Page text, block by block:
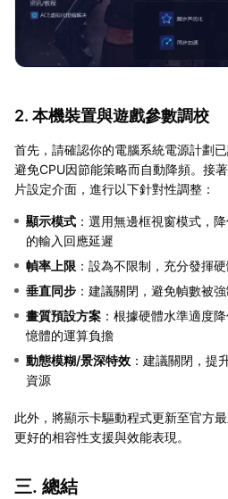
2. 本機裝置與遊戲參數調校
首先，請確認你的電腦系統電源計劃
避免CPU因節能策略而自動降頻。接
片設定介面，進行以下針對性調整：
顯示模式 ：選用無邊框視窗模式，
的輸入回應延遲
幀率上限 ：設為不限制，充分發揮
垂直同步 ：建議關閉，避免幀數被
畫質預設方案 ：根據硬體水準適度
憶體的運算負擔
動態模糊/景深特效 ：建議關閉，提
資源
此外，將顯示卡驅動程式更新至官方
更好的相容性支援與效能表現。
三. 總結